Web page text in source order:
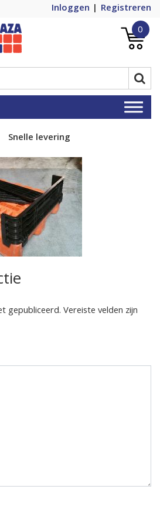
Inloggen
Registreren
1 in
0
Snelle levering
gepubliceerd.Vereiste velden zijn